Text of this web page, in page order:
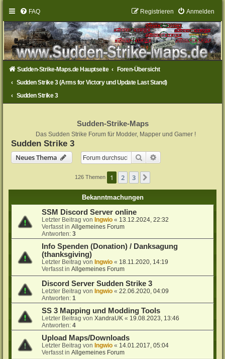
FAQ Anmelden
Registrieren
Sudden-Strike-Maps.de Hauptseite
Foren-Übersicht
Sudden Strike 3 (Arms for Victory und Update Last Stand)
Sudden Strike 3
Sudden-Strike-Maps
Das Sudden Strike Forum für Modder, Mapper und Gamer !
Sudden Strike 3
Neues Thema
Suche
126 Themen 1 2 3
Bekanntmachungen
SSM Discord Server online
Letzter Beitrag von Ingwio « 13.12.2024, 22:32
Verfasst inAllgemeines Forum
Antworten:3
Info Spenden (Donation) / Danksagung
(thanksgiving)
Letzter Beitrag von Ingwio « 18.11.2020, 14:19
Verfasst inAllgemeines Forum
Discord Server Sudden Strike 3
Letzter Beitrag von Ingwio «22.06.2020, 04:09
Antworten:1
SS 3 Mapping und Modding Tools
Letzter Beitrag vonXandraUK « 19.08.2023, 13:46
Antworten:4
Upload Maps/Downloads
Letzter Beitrag von Ingwio « 14.01.2017, 05:04
Verfasst inAllgemeines Forum